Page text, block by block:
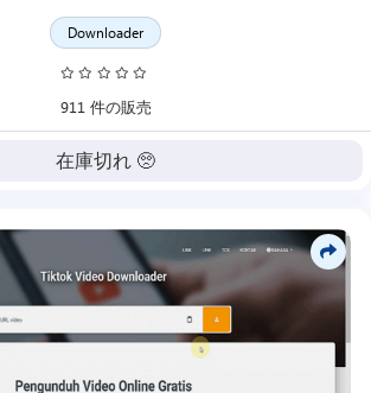
Downloader
911 件の販売
在庫切れ 🥺